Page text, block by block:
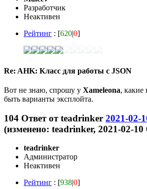
Разработчик
Неактивен
Рейтинг : [620|0]
Re: AHK: Класс для работы с JSON
Вот не знаю, спрошу у Xameleona, какие
быть варианты эксплойта.
104 Ответ отteadrinker 2021-02-
(изменено: teadrinker, 2021-02-10
teadrinker
Администратор
Неактивен
Рейтинг : [938|0]